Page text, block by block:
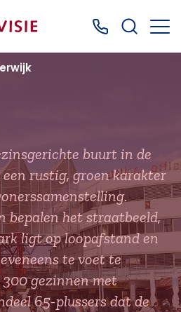
Bel ons: 0499
buurt in de
rustig, groen karakter
bepalen het straatbeeld,
ligt op loopafstand en
te voet te
gezinnen met
65-plussers dat de